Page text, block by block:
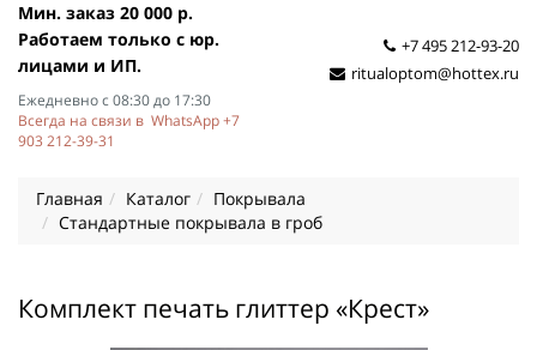
Мин. заказ 20 000 р.
Работаем только с юр.
лицами и ИП.
Ежедневно с 08:30 до 17:30
Всегда на связи в WhatsApp +7
903 212-39-31
+7 495 212-93-20
ritualoptom@hottex.ru
Главная Каталог
Покрывала
Стандартные покрывала в гроб
Комплект печать глиттер «Крест»